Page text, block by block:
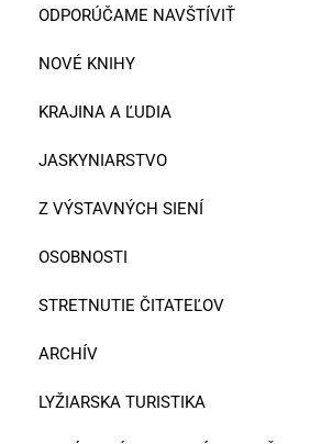
ODPORÚČAME NAVŠTÍVIŤ
NOVÉ KNIHY
KRAJINA A ĽUDIA
JASKYNIARSTVO
Z VÝSTAVNÝCH SIENÍ
OSOBNOSTI
STRETNUTIE ČITATEĽOV
ARCHÍV
LYŽIARSKA TURISTIKA